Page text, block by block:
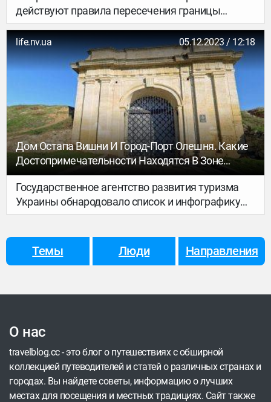
действуют правила пересечения границы
и ограничения выезда за пределы страны.
life.nv.ua 05.12.2023 / 12:18
Дом Остапа Вишни И Город-Порт Олешня. Какие
Достопримечательности Находятся В Зоне
Подтопления Из-За Подрыва Каховской ГЭС
Государственное агентство развития туризма
Украины обнародовало список и инфографику
достопримечательностей, которые оказались
Каховской ГЭС.
Темы Люди Направления
О нас
travelblog.cc - это блог о путешествиях с обширной
коллекцией путеводителей и статей о различных странах и
городах. Вы найдете советы, информацию о лучших
местах для посещения и местных традициях. Сайт также